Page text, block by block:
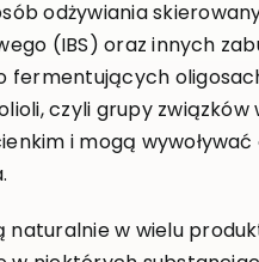
odżywiania
(IBS) oraz innych
fermentujących
czyli grupy
i mogą
naturalnie w wielu